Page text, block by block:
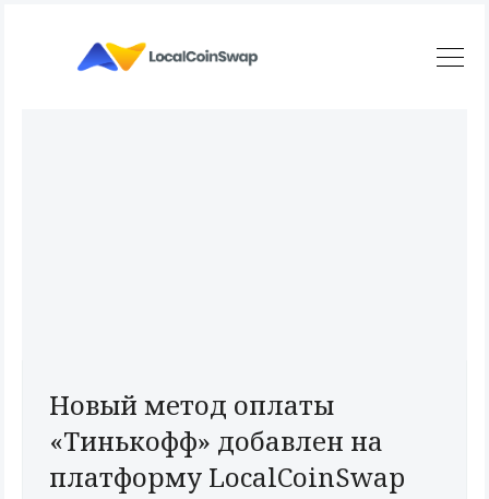
Новый метод оплаты
«Тинькофф» добавлен на
платформу LocalCoinSwap